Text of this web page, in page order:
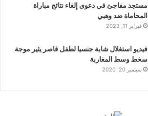
مستجد مفاجئ في دعوى إلغاء نتائج مباراة
المحاماة ضد وهبي
فبراير 11, 2023
فيديو استغلال شابة جنسيا لطفل قاصر يثير موجة
سخط وسط المغاربة
سبتمبر 20, 2020